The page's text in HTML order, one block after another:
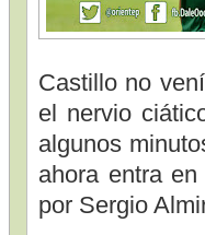
Castillo no
el nervio
algunos
ahora entra
por Sergio